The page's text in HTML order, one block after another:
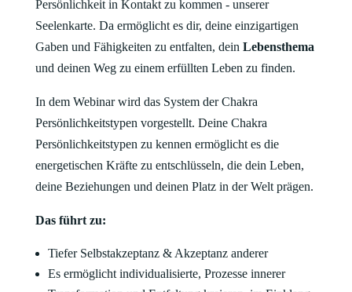
Persönlichkeit in Kontakt zu kommen - unserer
Seelenkarte. Da ermöglicht es dir, deine einzigartigen
Gaben und Fähigkeiten zu entfalten, dein Lebensthema
und deinen Weg zu einem erfüllten Leben zu finden.
In dem Webinar wird das System der Chakra
Persönlichkeitstypen vorgestellt. Deine Chakra
Persönlichkeitstypen zu kennen ermöglicht es die
energetischen Kräfte zu entschlüsseln, die dein Leben,
deine Beziehungen und deinen Platz in der Welt prägen.
Das führt zu:
Tiefer Selbstakzeptanz & Akzeptanz anderer
Es ermöglicht individualisierte, Prozesse innerer